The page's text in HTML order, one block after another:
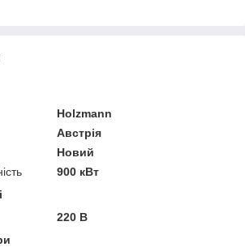
Holzmann
Австрія
Новий
900 кВт
220 В